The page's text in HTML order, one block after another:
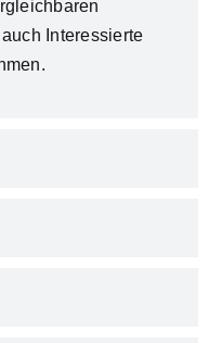
Interessierte